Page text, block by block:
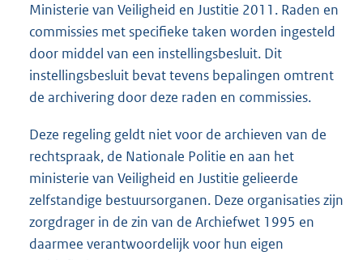
Ministerie van Veiligheid en Justitie 2011. Raden en
commissies met specifieke taken worden ingesteld
door middel van een instellingsbesluit. Dit
instellingsbesluit bevat tevens bepalingen omtrent
de archivering door deze raden en commissies.
Deze regeling geldt niet voor de archieven van de
rechtspraak, de Nationale Politie en aan het
ministerie van Veiligheid en Justitie gelieerde
zelfstandige bestuursorganen. Deze organisaties zijn
zorgdrager in de zin van de Archiefwet 1995 en
daarmee verantwoordelijk voor hun eigen